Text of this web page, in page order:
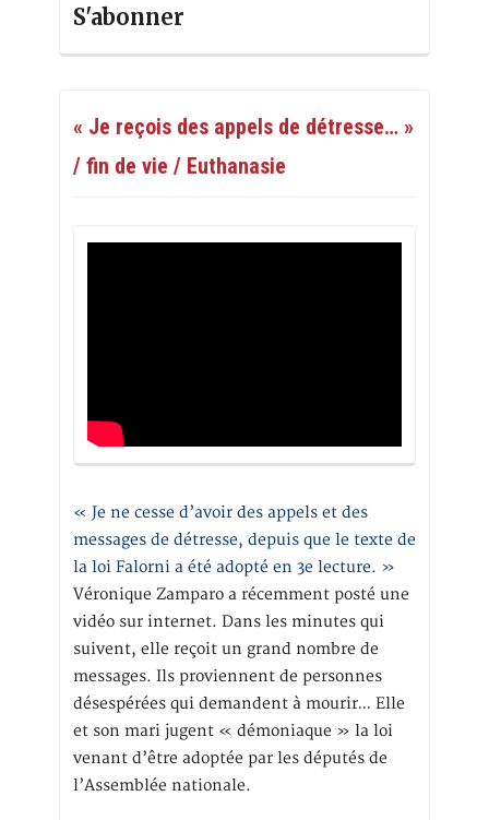
S'abonner
« Je reçois des appels de détresse… »
/ fin de vie / Euthanasie
« Je ne cesse d’avoir des appels et des
messages de détresse, depuis que le texte de
la loi Falorni a été adopté en 3e lecture. »
Véronique Zamparo a récemment posté une
vidéo sur internet. Dans les minutes qui
suivent, elle reçoit un grand nombre de
messages. Ils proviennent de personnes
désespérées qui demandent à mourir… Elle
et son mari jugent « démoniaque » la loi
venant d’être adoptée par les députés de
l’Assemblée nationale.